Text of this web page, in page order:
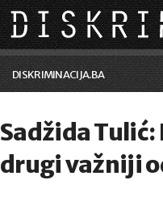
Skip to main content
DISKRIMINACIJA.BA
Vijesti i događaji
Aktuelne teme
Sadžida Tulić:
drugi važniji